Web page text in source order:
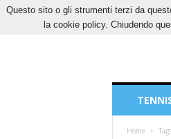
GIOVEDÌ, 6
Sport
Home Tags
Questo sito o gli strumenti terzi da
la cookie policy. Chiudendo